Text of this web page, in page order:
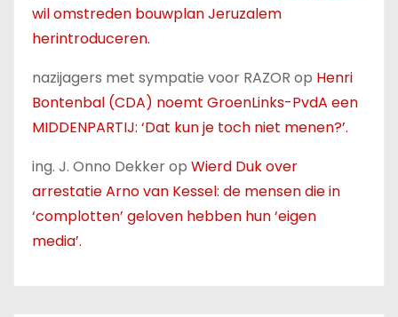
wil omstreden bouwplan Jeruzalem
herintroduceren.
nazijagers met sympatie voor RAZOR op Henri
Bontenbal (CDA) noemt GroenLinks-PvdA een
MIDDENPARTIJ: ‘Dat kun je toch niet menen?’.
ing. J. Onno Dekkerop Wierd Duk over
arrestatie Arno van Kessel: de mensen die in
‘complotten’ geloven hebben hun ‘eigen
media’.